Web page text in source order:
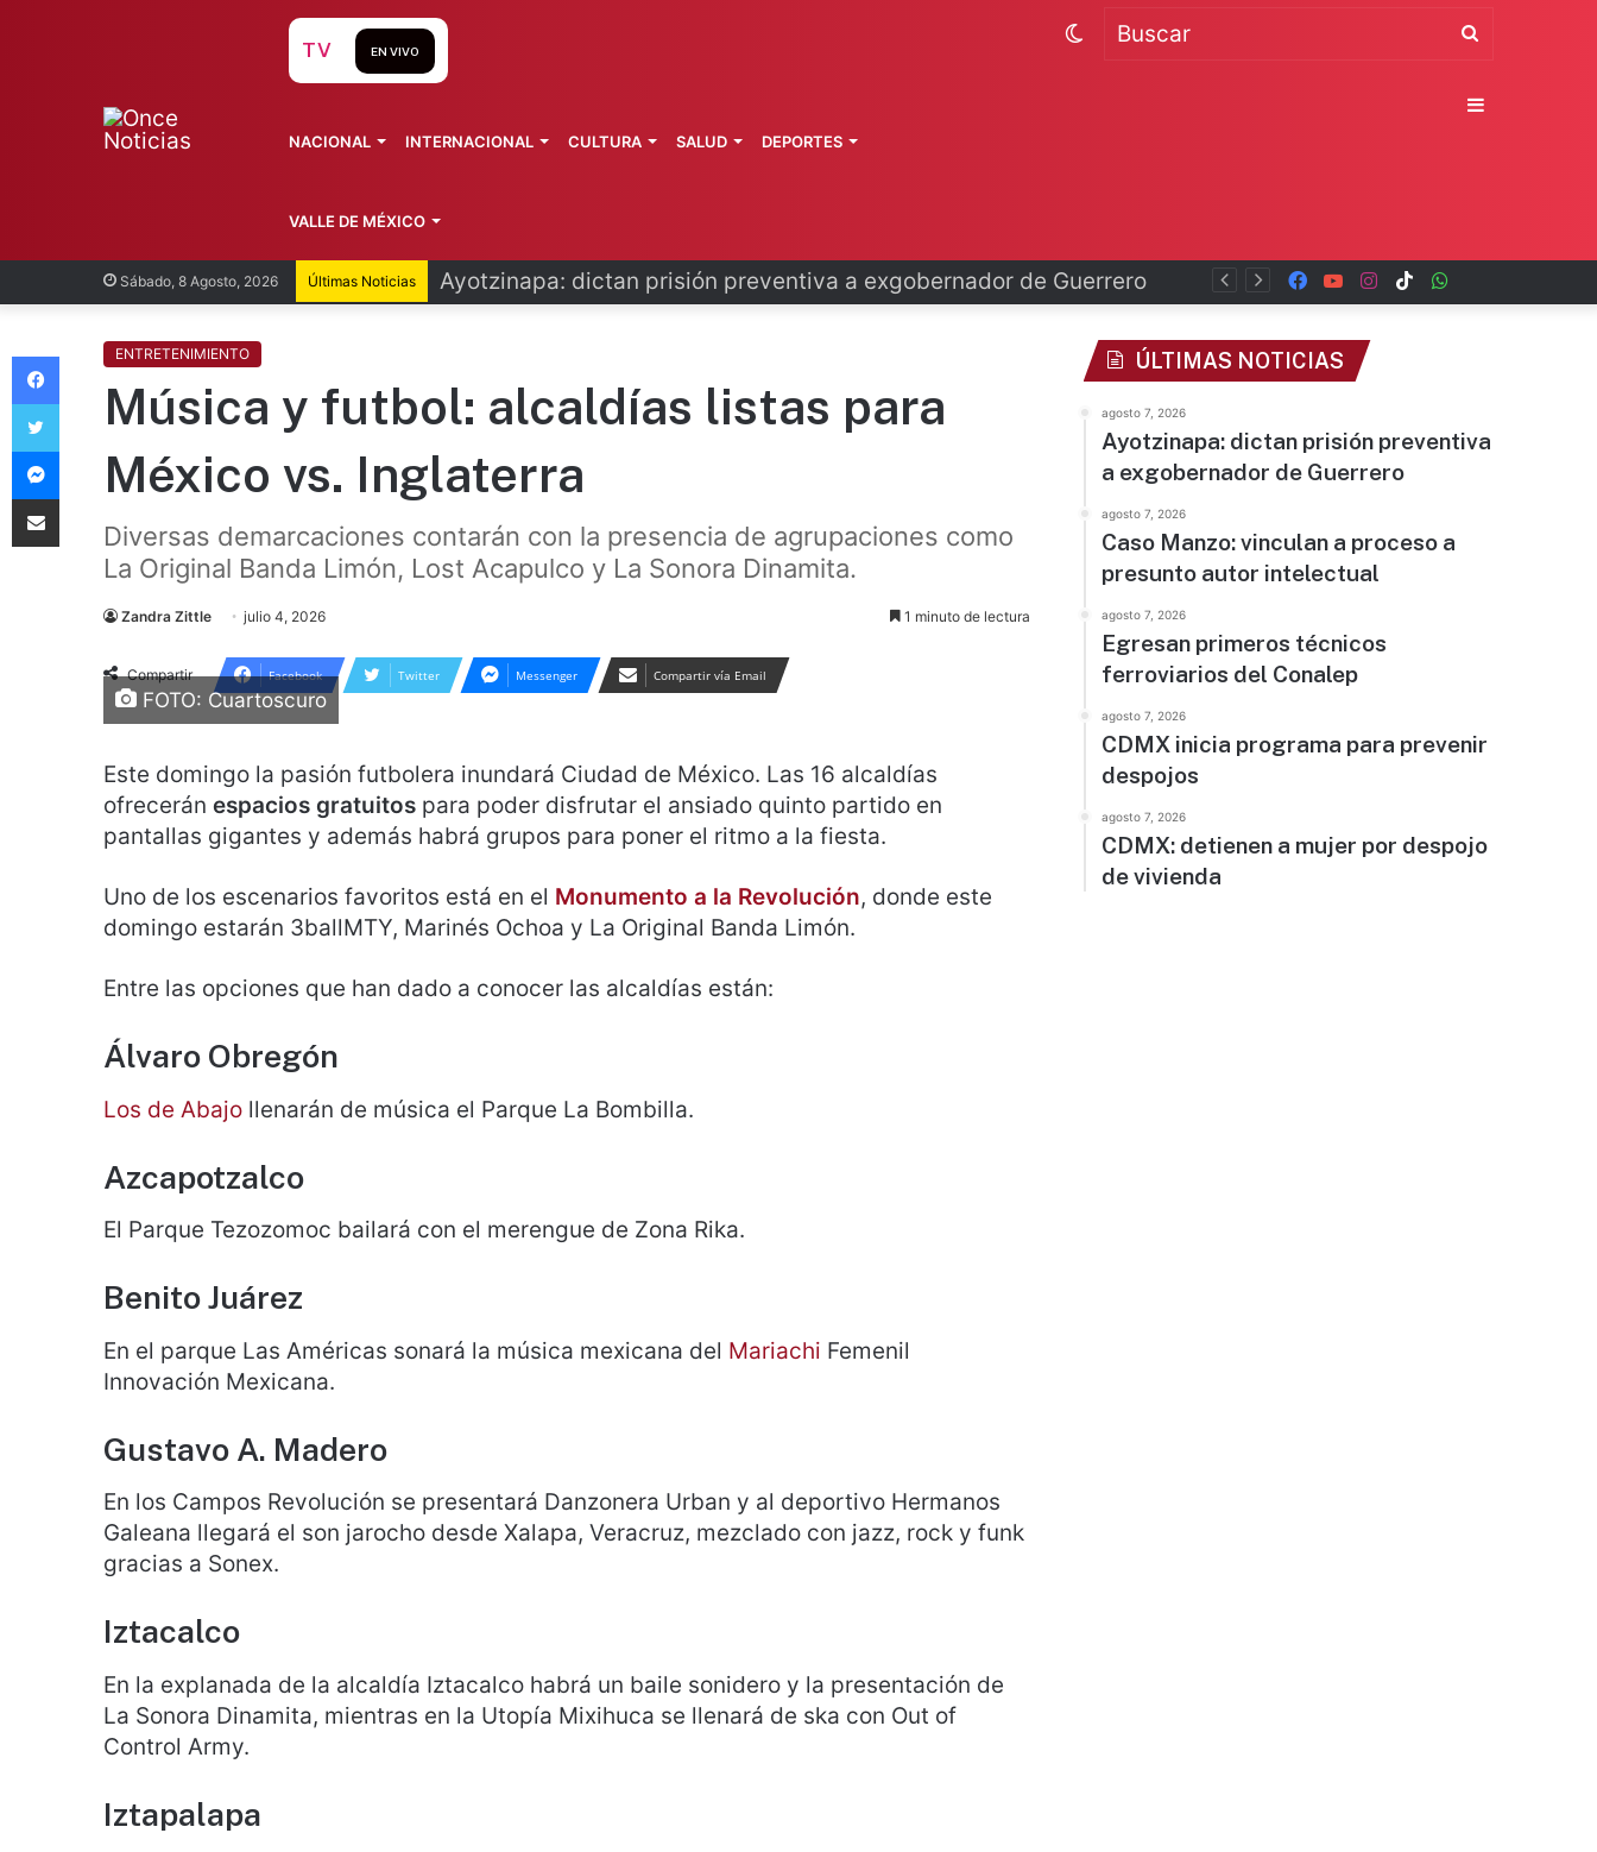
Sábado, 8 Agosto, 2026 Últimas Noticias Ayotzinapa: dictan prisión preventiva a exgobernador de Guerrero TikTok
Instagram
YouTube
Facebook
TV EN VIVO
NACIONAL INTERNACIONAL CULTURA SALUD DEPORTES
VALLE DE MÉXICO
Buscar
Switch
Sidebar
ENTRETENIMIENTO
Música y futbol: alcaldías listas para
México vs. Inglaterra
Diversas demarcaciones contarán con la presencia de agrupaciones como
La Original Banda Limón, Lost Acapulco y La Sonora Dinamita.
Zandra Zittle julio 4, 2026 1 minuto de lectura
Compartir Facebook Twitter Messenger Compartir vía Email
FOTO: Cuartoscuro
Este domingo la pasión futbolera inundará Ciudad de México. Las 16 alcaldías
ofrecerán espacios gratuitos para poder disfrutar el ansiado quinto partido en
pantallas gigantes y además habrá grupos para poner el ritmo a la fiesta.
Uno de los escenarios favoritos está en el Monumento a la Revolución, donde este
domingo estarán 3ballMTY, Marinés Ochoa y La Original Banda Limón.
Entre las opciones que han dado a conocer las alcaldías están:
Álvaro Obregón
Los de Abajo llenarán de música el Parque La Bombilla.
Azcapotzalco
El Parque Tezozomoc bailará con el merengue de Zona Rika.
Benito Juárez
En el parque Las Américas sonará la música mexicana del Mariachi Femenil
Innovación Mexicana.
Gustavo A. Madero
En los Campos Revolución se presentará Danzonera Urban y al deportivo Hermanos
Galeana llegará el son jarocho desde Xalapa, Veracruz, mezclado con jazz, rock y funk
gracias a Sonex.
Iztacalco
En la explanada de la alcaldía Iztacalco habrá un baile sonidero y la presentación de
La Sonora Dinamita, mientras en la Utopía Mixihuca se llenará de ska con Out of
Control Army.
Iztapalapa
ÚLTIMAS NOTICIAS
agosto 7, 2026
Ayotzinapa: dictan prisión preventiva
a exgobernador de Guerrero
agosto 7, 2026
Caso Manzo: vinculan a proceso a
presunto autor intelectual
agosto 7, 2026
Egresan primeros técnicos
ferroviarios del Conalep
agosto 7, 2026
CDMX inicia programa para prevenir
despojos
agosto 7, 2026
CDMX: detienen a mujer por despojo
de vivienda
Facebook
Twitter
Messenger
Compartir vía Email